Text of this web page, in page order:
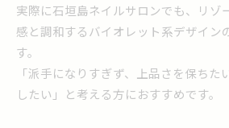
実際に石垣島ネイルサロンでも、リゾ
感と調和するバイオレット系デザイン
す。
「派手になりすぎず、上品さを保ちた
したい」と考える方におすすめです。